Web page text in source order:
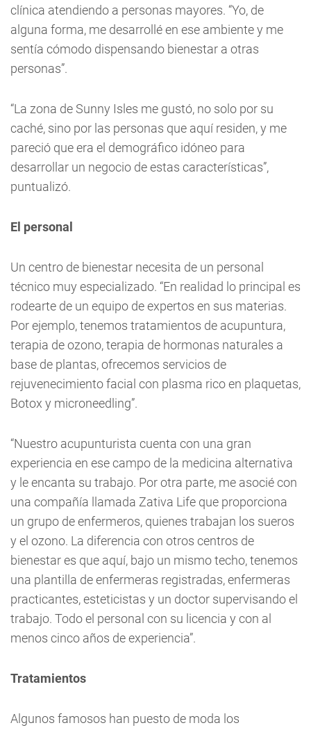
clínica atendiendo a personas mayores. “Yo, de
alguna forma, me desarrollé en ese ambiente y me
sentía cómodo dispensando bienestar a otras
personas”.
“La zona de Sunny Isles me gustó, no solo por su
caché, sino por las personas que aquí residen, y me
pareció que era el demográfico idóneo para
desarrollar un negocio de estas características”,
puntualizó.
El personal
Un centro de bienestar necesita de un personal
técnico muy especializado. “En realidad lo principal es
rodearte de un equipo de expertos en sus materias.
Por ejemplo, tenemos tratamientos de acupuntura,
terapia de ozono, terapia de hormonas naturales a
base de plantas, ofrecemos servicios de
rejuvenecimiento facial con plasma rico en plaquetas,
Botox y microneedling”.
“Nuestro acupunturista cuenta con una gran
experiencia en ese campo de la medicina alternativa
y le encanta su trabajo. Por otra parte, me asocié con
una compañía llamada Zativa Life que proporciona
un grupo de enfermeros, quienes trabajan los sueros
y el ozono. La diferencia con otros centros de
bienestar es que aquí, bajo un mismo techo, tenemos
una plantilla de enfermeras registradas, enfermeras
practicantes, esteticistas y un doctor supervisando el
trabajo. Todo el personal con su licencia y con al
menos cinco años de experiencia”.
Tratamientos
Algunos famosos han puesto de moda los